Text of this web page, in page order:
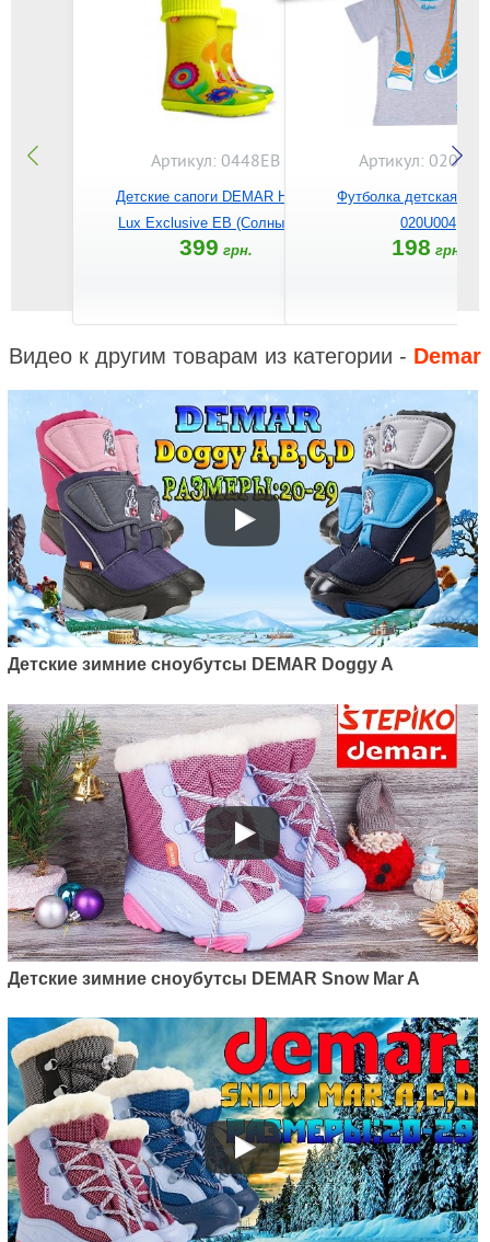
Артикул: 0448EB
Детские сапоги DEMAR Hawai
Lux Exclusive EB (Солнышко)
399 грн.
Артикул:
Футболка детская
020U004
198 грн.
Видео к другим товарам из категории - Demar
Детские зимние сноубутсы DEMAR Doggy A
Детские зимние сноубутсы DEMAR Snow Mar A